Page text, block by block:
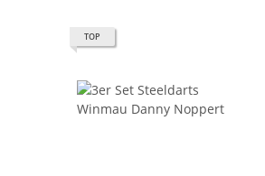
TOP